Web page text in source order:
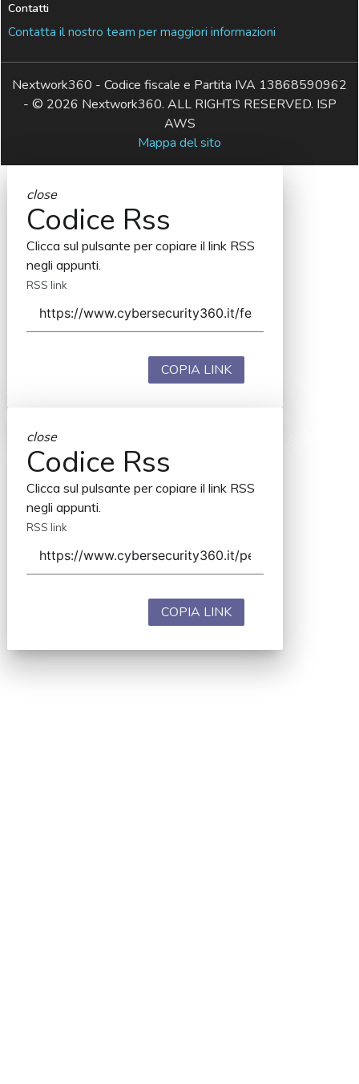
Contatti
Contatta il nostro team per maggiori informazioni
Nextwork360 - Codice fiscale e Partita IVA 13868590962
- © 2026 Nextwork360. ALL RIGHTS RESERVED. ISP
AWS
Mappa del sito
close
Codice Rss
Clicca sul pulsante per copiare il link RSS
negli appunti.
RSS link
COPIA LINK
close
Codice Rss
Clicca sul pulsante per copiare il link RSS
negli appunti.
RSS link
COPIA LINK